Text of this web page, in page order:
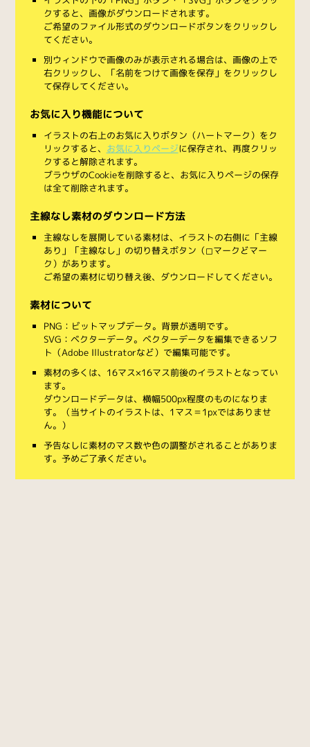
クすると、画像がダウンロードされます。
ご希望のファイル形式のダウンロードボタンをクリックし
てください。
別ウィンドウで画像のみが表示される場合は、画像の上で
右クリックし、「名前をつけて画像を保存」をクリックし
て保存してください。
お気に入り機能について
イラストの右上のお気に入りボタン（ハートマーク）をク
リックすると、 お気に入りページに保存され、再度クリッ
クすると解除されます。
ブラウザのCookieを削除すると、お気に入りページの保存
は全て削除されます。
主線なし素材のダウンロード方法
主線なしを展開している素材は、イラストの右側に「主線
あり」「主線なし」の切り替えボタン（◻︎マークと◼︎マー
ク）があります。
ご希望の素材に切り替え後、ダウンロードしてください。
素材について
PNG：ビットマップデータ。背景が透明です。
SVG：ベクターデータ。ベクターデータを編集できるソフ
ト（Adobe Illustratorなど）で編集可能です。
素材の多くは、16マス×16マス前後のイラストとなってい
ます。
ダウンロードデータは、横幅500px程度のものになりま
す。（当サイトのイラストは、1マス＝1pxではありませ
ん。）
予告なしに素材のマス数や色の調整がされることがありま
す。予めご了承ください。